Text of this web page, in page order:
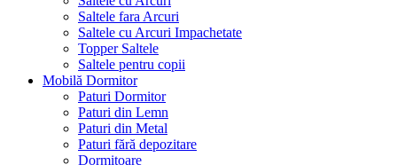
Saltele fara Arcuri
Saltele cu Arcuri Impachetate
Topper Saltele
Saltele pentru copii
Mobilă Dormitor
Paturi Dormitor
Paturi din Lemn
Paturi din Metal
Paturi fără depozitare
Dormitoare